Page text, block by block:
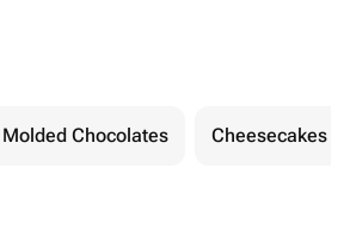
Molded Chocolates Cheesecakes